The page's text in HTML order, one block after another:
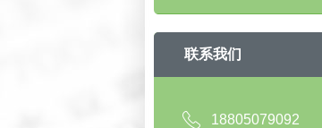
联系我们
18805079092